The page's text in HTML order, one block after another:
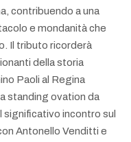
contribuendo a una
e mondanità che
Il tributo ricorderà
della storia
Paoli al Regina
standing ovation da
significativo incontro sul
Antonello Venditti e